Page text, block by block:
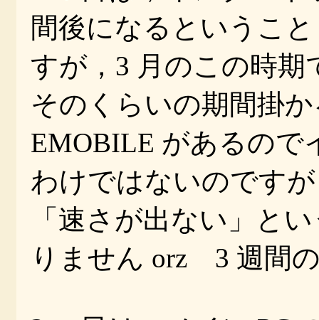
間後になるというこ
すが，3 月のこの時
そのくらいの期間掛
EMOBILE があるので
わけではないのです
「速さが出ない」と
りません orz 3 週間